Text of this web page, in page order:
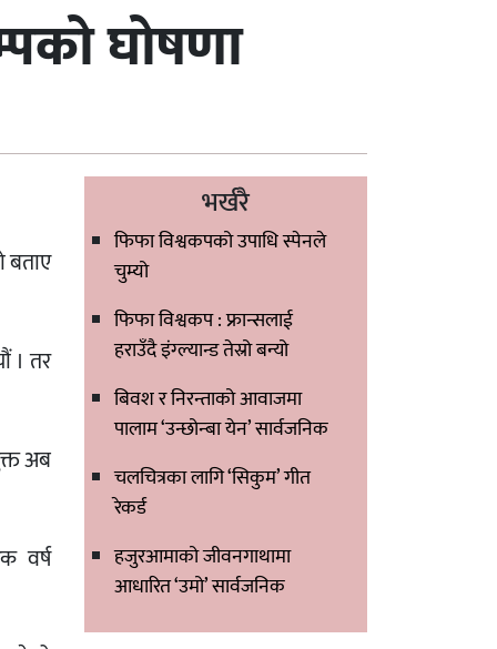
घोषणा
बताए
। तर
अब
वर्ष
भर्खरै
फिफा विश्वकपको उपाधि स्पेनले
चुम्यो
फिफा विश्वकप : फ्रान्सलाई
हराउँदै इंग्ल्यान्ड तेस्रो बन्यो
बिवश र निरन्ताको आवाजमा
पालाम ‘उन्छोन्बा येन’ सार्वजनिक
चलचित्रका लागि ‘सिकुम’ गीत
रेकर्ड
हजुरआमाको जीवनगाथामा
आधारित ‘उमो’ सार्वजनिक